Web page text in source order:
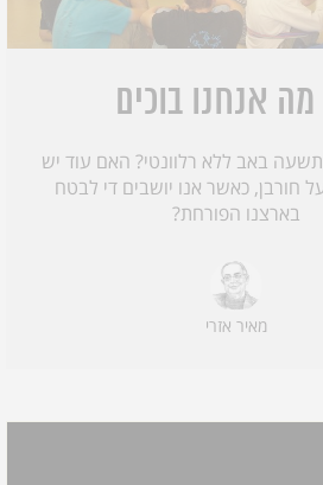
אנחנו בוכים
באב ללא רלוונטי? האם עוד יש
חורבן, כאשר אנו יושבים די לבטח
בארצנו הפורחת?
מאיר אזרי